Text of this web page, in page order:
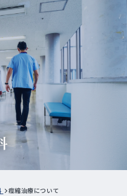
痙縮治療について